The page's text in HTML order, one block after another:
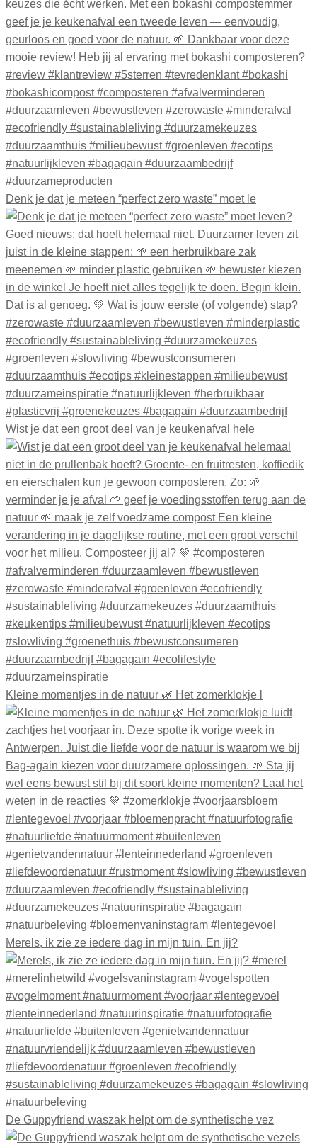
Denk je dat je meteen “perfect zero waste” moet le
Wist je dat een groot deel van je keukenafval hele
Kleine momentjes in de natuur 🌿 Het zomerklokje l
Merels, ik zie ze iedere dag in mijn tuin. En jij?
De Guppyfriend waszak helpt om de synthetische vez